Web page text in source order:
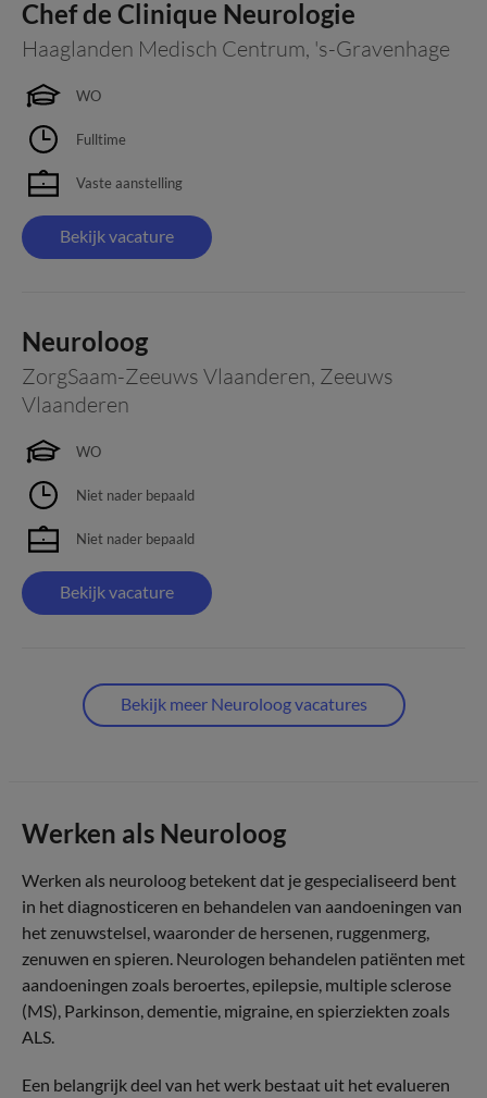
Chef de Clinique Neurologie
Haaglanden Medisch Centrum, 's-Gravenhage
WO
Fulltime
Vaste aanstelling
Bekijk vacature
Neuroloog
ZorgSaam-Zeeuws Vlaanderen, Zeeuws
Vlaanderen
WO
Niet nader bepaald
Niet nader bepaald
Bekijk vacature
Bekijk meer Neuroloog vacatures
Werken als Neuroloog
Werken als neuroloog betekent dat je gespecialiseerd bent
in het diagnosticeren en behandelen van aandoeningen van
het zenuwstelsel, waaronder de hersenen, ruggenmerg,
zenuwen en spieren. Neurologen behandelen patiënten met
aandoeningen zoals beroertes, epilepsie, multiple sclerose
(MS), Parkinson, dementie, migraine, en spierziekten zoals
ALS.
Een belangrijk deel van het werk bestaat uit het evalueren